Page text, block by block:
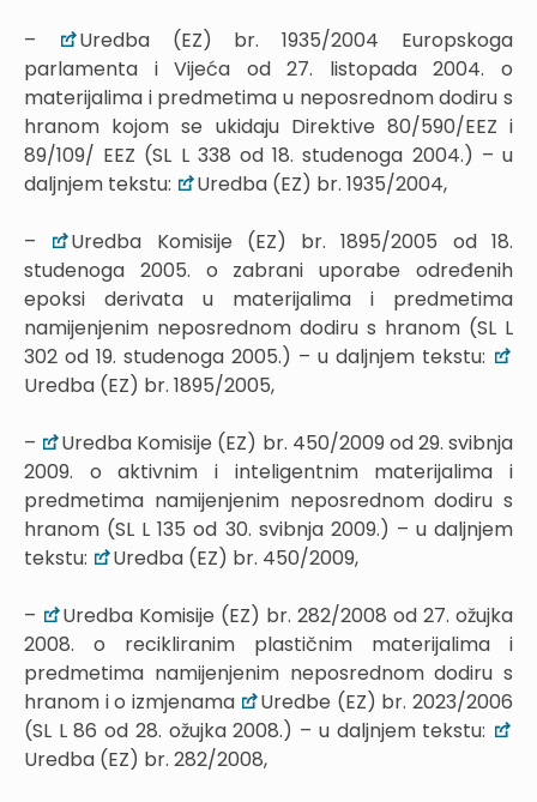
–
Uredba (EZ) br. 1935/2004 Europskoga
parlamenta i Vijeća od 27. listopada 2004. o
materijalima i predmetima u neposrednom dodiru s
hranom kojom se ukidaju Direktive 80/590/EEZ i
89/109/ EEZ (SL L 338 od 18. studenoga 2004.) – u
daljnjem tekstu:
Uredba (EZ) br. 1935/2004,
–
Uredba Komisije (EZ) br. 1895/2005 od 18.
studenoga 2005. o zabrani uporabe određenih
epoksi derivata u materijalima i predmetima
namijenjenim neposrednom dodiru s hranom (SL L
302 od 19. studenoga 2005.) – u daljnjem tekstu:
Uredba (EZ) br. 1895/2005,
–
Uredba Komisije (EZ) br. 450/2009 od 29. svibnja
2009. o aktivnim i inteligentnim materijalima i
predmetima namijenjenim neposrednom dodiru s
hranom (SL L 135 od 30. svibnja 2009.) – u daljnjem
tekstu:
Uredba (EZ) br. 450/2009,
–
Uredba Komisije (EZ) br. 282/2008 od 27. ožujka
2008. o recikliranim plastičnim materijalima i
predmetima namijenjenim neposrednom dodiru s
hranom i o izmjenama
Uredbe (EZ) br. 2023/2006
(SL L 86 od 28. ožujka 2008.) – u daljnjem tekstu:
Uredba (EZ) br. 282/2008,